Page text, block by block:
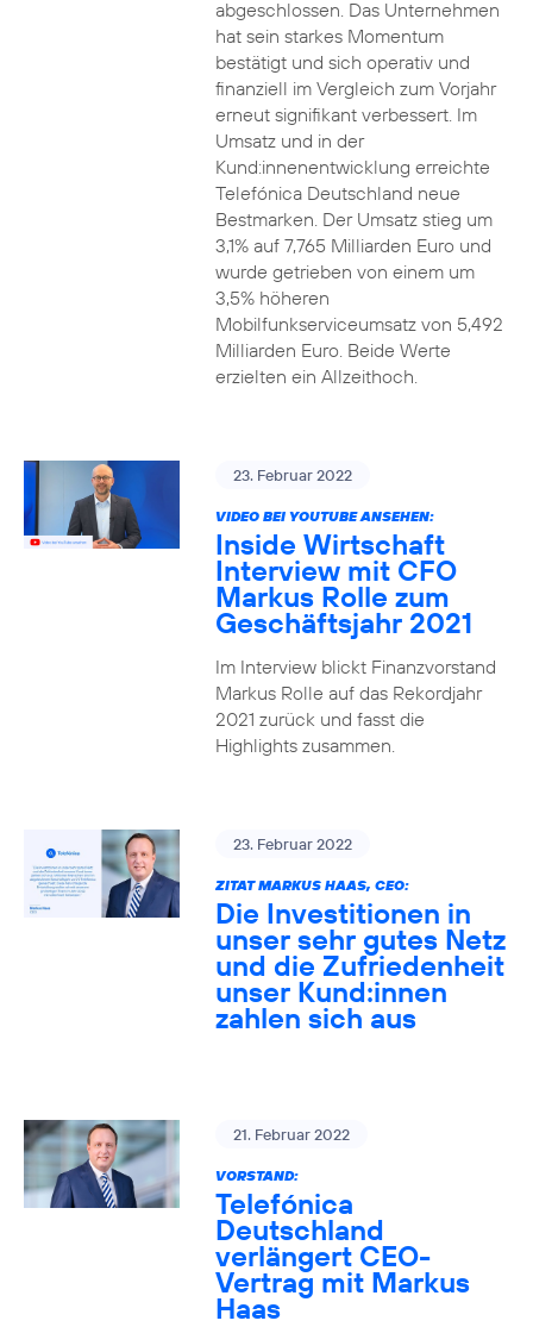
abgeschlossen. Das Unternehmen
hat sein starkes Momentum
bestätigt und sich operativ und
finanziell im Vergleich zum Vorjahr
erneut signifikant verbessert. Im
Umsatz und in der
Kund:innenentwicklung erreichte
Telefónica Deutschland neue
Bestmarken. Der Umsatz stieg um
3,1% auf 7,765 Milliarden Euro und
wurde getrieben von einem um
3,5% höheren
Mobilfunkserviceumsatz von 5,492
Milliarden Euro. Beide Werte
erzielten ein Allzeithoch.
23. Februar 2022
VIDEO BEI YOUTUBE ANSEHEN:
Inside Wirtschaft
Interview mit CFO
Markus Rolle zum
Geschäftsjahr 2021
Im Interview blickt Finanzvorstand
Markus Rolle auf das Rekordjahr
2021 zurück und fasst die
Highlights zusammen.
23. Februar 2022
ZITAT MARKUS HAAS, CEO:
Die Investitionen in
unser sehr gutes Netz
und die Zufriedenheit
unser Kund:innen
zahlen sich aus
21. Februar 2022
VORSTAND:
Telefónica
Deutschland
verlängert CEO-
Vertrag mit Markus
Haas